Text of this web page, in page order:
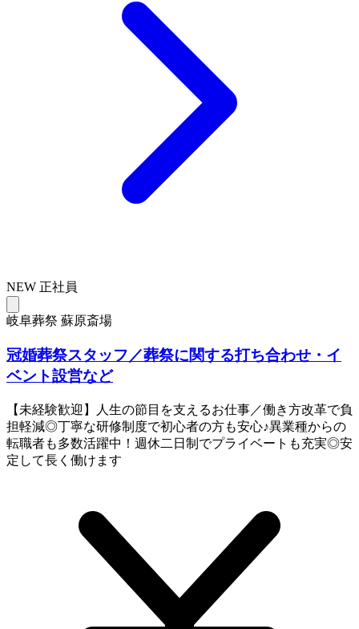
NEW 正社員
岐阜葬祭 蘇原斎場
冠婚葬祭スタッフ／葬祭に関する打ち合わせ・イ
ベント設営など
【未経験歓迎】人生の節目を支えるお仕事／働き方改革で負
担軽減◎丁寧な研修制度で初心者の方も安心♪異業種からの
転職者も多数活躍中！週休二日制でプライベートも充実◎安
定して長く働けます